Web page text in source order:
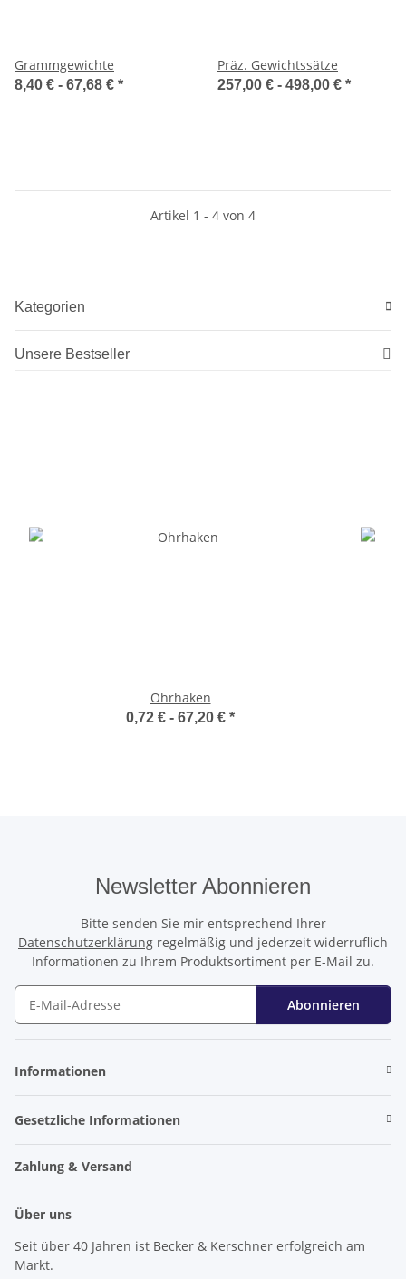
Grammgewichte
8,40 € - 67,68 € *
Präz. Gewichtssätze
257,00 € - 498,00 € *
Artikel 1 - 4 von 4
Kategorien
Unsere Bestseller
Ohrhaken
0,72 € - 67,20 € *
Newsletter Abonnieren
Bitte senden Sie mir entsprechend Ihrer
Datenschutzerklärung regelmäßig und jederzeit widerruflich
Informationen zu Ihrem Produktsortiment per E-Mail zu.
Abonnieren
Informationen
Gesetzliche Informationen
Zahlung & Versand
Über uns
Seit über 40 Jahren ist Becker & Kerschner erfolgreich am
Markt.